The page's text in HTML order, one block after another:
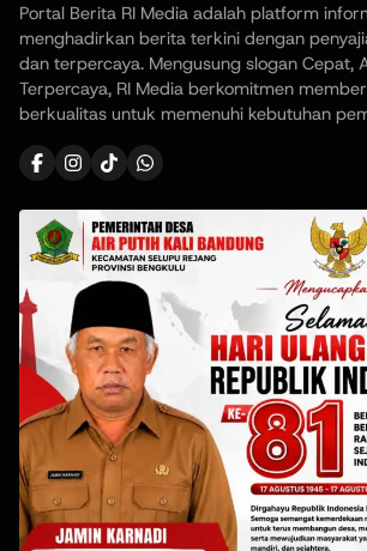
Portal Berita RI Media adalah platform
menghadirkan berita terkini dengan
dan terpercaya. Mengusung slogan Cepat,
Terpercaya, RI Media berkomitmen
berkualitas untuk memenuhi kebutuhan